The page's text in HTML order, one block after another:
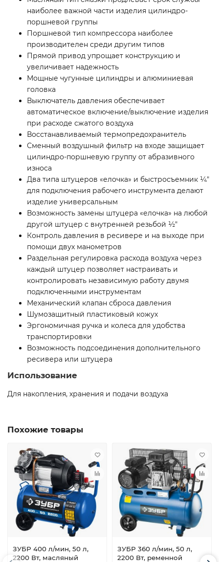
наиболее важной части изделия цилиндро-
поршневой группы
Поршневой тип компрессора наиболее
производителен среди другим типов
Прямой привод упрощает конструкцию и
увеличивает надежность
Мощные чугунные цилиндры и алюминиевая
головка
Выключатель давления обеспечивает
автоматическое включение/выключение изделия
при расходе сжатого воздуха
Восстанавливаемый термопредохранитель
Сменный воздушный фильтр на входе защищает
цилиндро-поршневую группу от абразивного
износа
Два типа штуцеров «елочка» и быстросъемник ¼″
для подключения рабочего инструмента делают
изделие универсальным
Возможность замены штуцера «елочка» на любой
другой штуцер с внутренней резьбой ½″
Контроль давления в ресивере и на выходе при
помощи двух манометров
Раздельная регулировка расхода воздуха через
каждый штуцер позволяет настраивать и
контролировать независимую работу двумя
подключенными инструментам
Механический клапан сброса давления
Шумозащитный пластиковый кожух
Эргономичная ручка и колеса для удобства
транспортировки
Возможность подсоединения дополнительного
ресивера или штуцера
Использование
Для накопления, хранения и подачи воздуха
Похожие товары
ЗУБР 400 л/мин, 50 л,
2200 Вт, масляный
ЗУБР 360 л/мин, 50 л,
2200 Вт, ременной